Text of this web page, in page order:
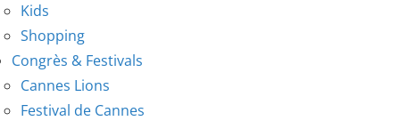
Kids
Shopping
Congrès & Festivals
Cannes Lions
Festival de Cannes